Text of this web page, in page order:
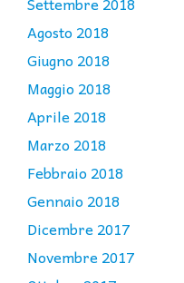
Agosto 2018
Giugno 2018
Maggio 2018
Aprile 2018
Marzo 2018
Febbraio 2018
Gennaio 2018
Dicembre 2017
Novembre 2017